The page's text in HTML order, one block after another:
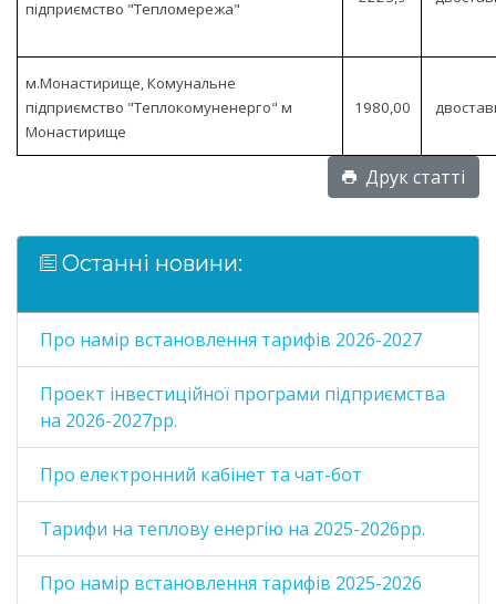
підприємство "Тепломережа"
м.Монастирище, Комунальне
підприємство "Теплокомуненерго" м
Монастирище
1980,00
Друк статті
Останні новини:
Про намір встановлення тарифів 2026-2027
Проект інвестиційної програми підприємства
на 2026-2027рр.
Про електронний кабінет та чат-бот
Тарифи на теплову енергію на 2025-2026рр.
Про намір встановлення тарифів 2025-2026